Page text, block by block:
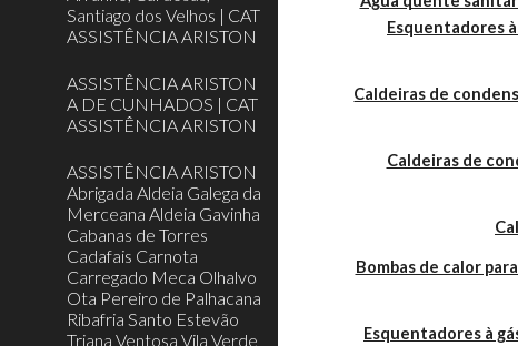
Santiago dos Velhos | CAT
ASSISTÊNCIA ARISTON
ASSISTÊNCIA ARISTON
A DE CUNHADOS | CAT
ASSISTÊNCIA ARISTON
ASSISTÊNCIA ARISTON
Abrigada Aldeia Galega da
Merceana Aldeia Gavinha
Cabanas de Torres
Cadafais Carnota
Carregado Meca Olhalvo
Ota Pereiro de Palhacana
Ribafria Santo Estevão
Triana Ventosa Vila Verde
Esquentadores
Caldeiras de
Caldeiras de
Bombas de calor
Esquentadores à